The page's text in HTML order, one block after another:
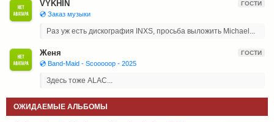
VYKHIN ГОСТИ
💿 Заказ музыки
Раз уж есть дискография INXS, просьба выложить Michael...
Женя ГОСТИ
💿 Band-Maid - Scooooop - 2025
Здесь тоже ALAC...
ОЖИДАЕМЫЕ АЛЬБОМЫ